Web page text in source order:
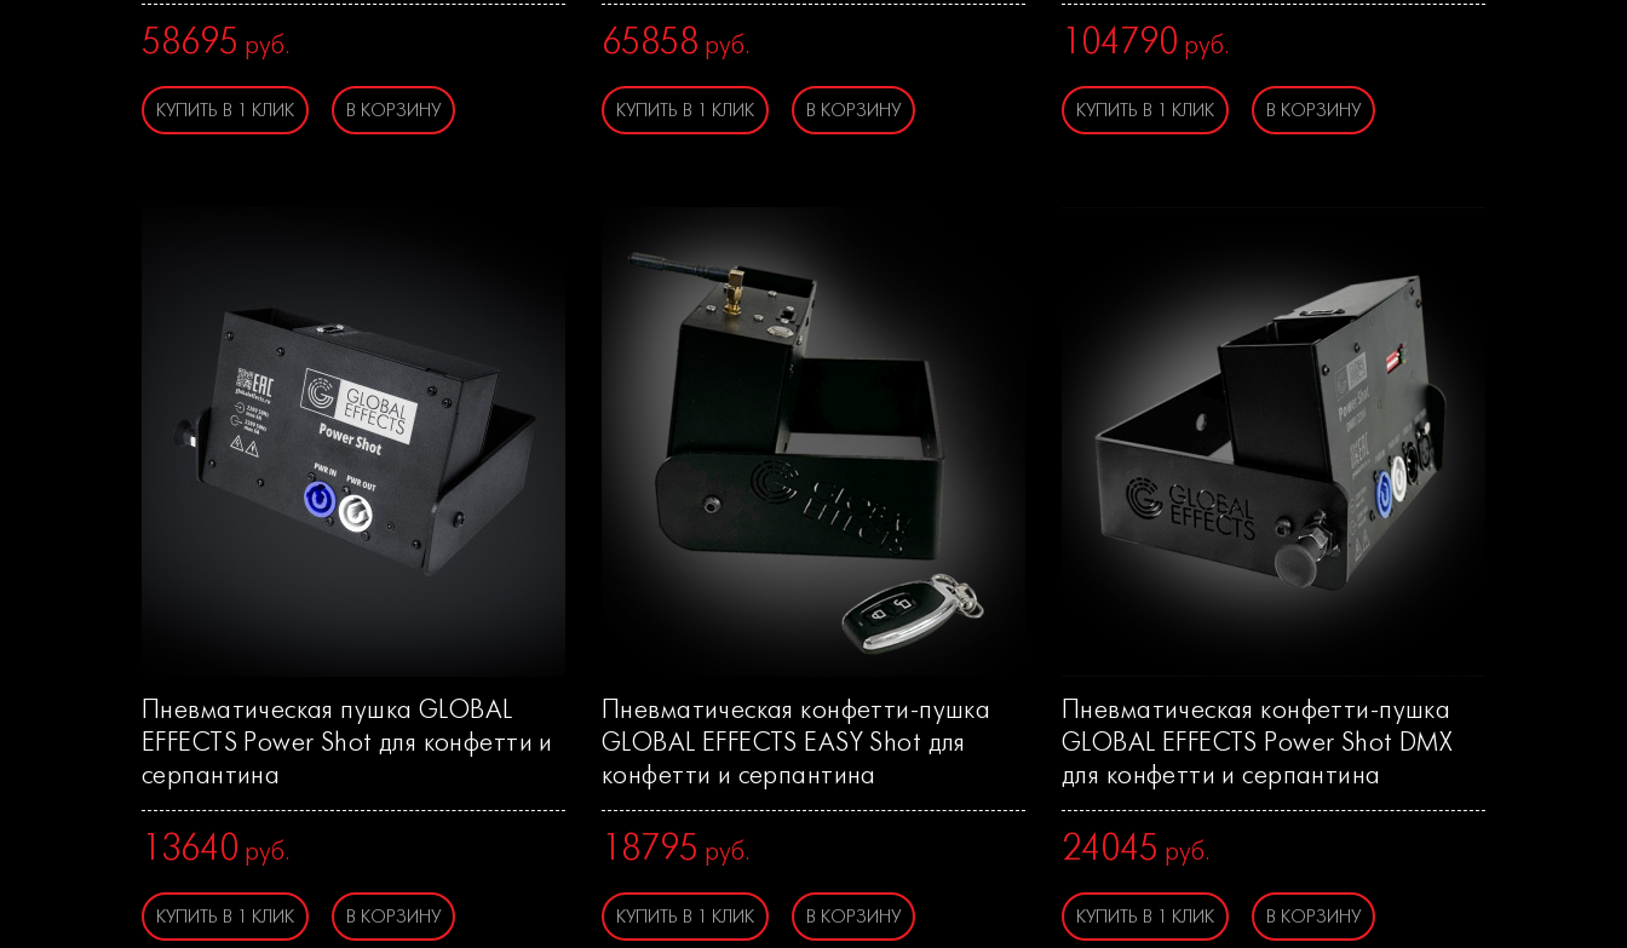
58695 руб.
КУПИТЬ В 1 КЛИК В КОРЗИНУ
65858 руб.
КУПИТЬ В 1 КЛИК В КОРЗИНУ
104790 руб.
КУПИТЬ В 1 КЛИК В КОРЗИНУ
Пневматическая пушка GLOBAL
EFFECTS Power Shot для конфетти и
серпантина
13640 руб.
КУПИТЬ В 1 КЛИК В КОРЗИНУ
Пневматическая конфетти-пушка
GLOBAL EFFECTS EASY Shot для
конфетти и серпантина
18795 руб.
КУПИТЬ В 1 КЛИК В КОРЗИНУ
Пневматическая конфетти-пушка
GLOBAL EFFECTS Power Shot DMX
для конфетти и серпантина
24045 руб.
КУПИТЬ В 1 КЛИК В КОРЗИНУ